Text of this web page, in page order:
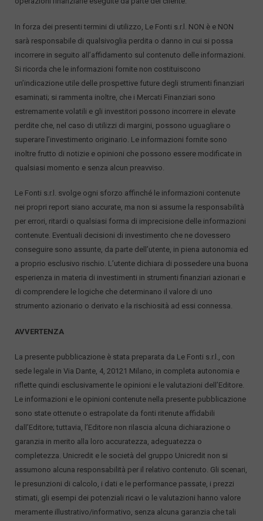
In forza dei presenti termini di utilizzo, Le Fonti s.r.l. NON è e NON
sarà responsabile di qualsivoglia perdita o danno in cui si possa
incorrere in seguito all’affidamento sul contenuto delle informazioni.
Si ricorda che le informazioni fornite non costituiscono
un’indicazione utile delle prospettive future degli strumenti finanziari
esaminati; si rammenta inoltre, che i Mercati Finanziari sono
estremamente volatili e gli investitori possono incorrere in elevate
perdite che, nel caso di utilizzi di margini, possono uguagliare o
superare l’investimento originario. Le informazioni fornite sono
inoltre frutto di notizie e opinioni che possono essere modificate in
qualsiasi momento e senza alcun preavviso.
Le Fonti s.r.l. svolge ogni sforzo affinché le informazioni contenute
nei propri report siano accurate, ma non si assume la responsabilità
per errori, ritardi o qualsiasi forma di imprecisione delle informazioni
contenute. Eventuali decisioni di investimento che ne dovessero
conseguire sono assunte, da parte dell’utente, in piena autonomia ed
a proprio esclusivo rischio. L’utente dichiara di possedere una buona
esperienza in materia di investimenti in strumenti finanziari azionari e
di comprendere le logiche che determinano il valore di uno
strumento azionario o derivato e la rischiosità ad essi connessa.
AVVERTENZA
La presente pubblicazione è stata preparata da Le Fonti s.r.l., con
sede legale in Via Dante, 4, 20121 Milano, in completa autonomia e
riflette quindi esclusivamente le opinioni e le valutazioni dell’Editore.
Le informazioni e le opinioni contenute nella presente pubblicazione
sono state ottenute o estrapolate da fonti ritenute affidabili
dall’Editore; tuttavia, l’Editore non rilascia alcuna dichiarazione o
garanzia in merito alla loro accuratezza, adeguatezza o
completezza. Unicredit e le società del gruppo Unicredit non si
assumono alcuna responsabilità per il relativo contenuto. Gli scenari,
le presunzioni di calcolo, i dati e le performance passate, i prezzi
stimati, gli esempi dei potenziali ricavi o le valutazioni hanno valore
meramente illustrativo/informativo, senza alcuna garanzia che tali